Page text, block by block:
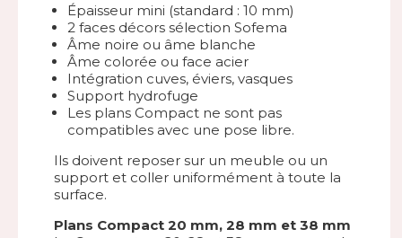
Épaisseur mini (standard : 10 mm)
2 faces décors sélection Sofema
Âme noire ou âme blanche
Âme colorée ou face acier
Intégration cuves, éviers, vasques
Support hydrofuge
Les plans Compact ne sont pas
compatibles avec une pose libre.
Ils doivent reposer sur un meuble ou un
support et coller uniformément à toute la
surface.
Plans Compact 20 mm, 28 mm et 38 mm